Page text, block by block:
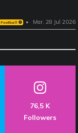
Football ⚽️ Mar, 28 Jul 2026
76,5 K
Followers